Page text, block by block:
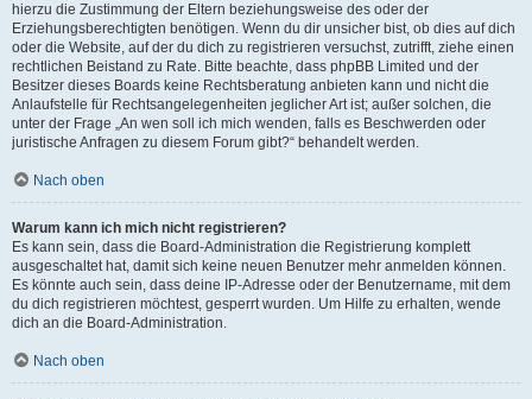
hierzu die Zustimmung der Eltern beziehungsweise des oder der
Erziehungsberechtigten benötigen. Wenn du dir unsicher bist, ob dies auf dich
oder die Website, auf der du dich zu registrieren versuchst, zutrifft, ziehe einen
rechtlichen Beistand zu Rate. Bitte beachte, dass phpBB Limited und der
Besitzer dieses Boards keine Rechtsberatung anbieten kann und nicht die
Anlaufstelle für Rechtsangelegenheiten jeglicher Art ist; außer solchen, die
unter der Frage „An wen soll ich mich wenden, falls es Beschwerden oder
juristische Anfragen zu diesem Forum gibt?“ behandelt werden.
Nach oben
Warum kann ich mich nicht registrieren?
Es kann sein, dass die Board-Administration die Registrierung komplett
ausgeschaltet hat, damit sich keine neuen Benutzer mehr anmelden können.
Es könnte auch sein, dass deine IP-Adresse oder der Benutzername, mit dem
du dich registrieren möchtest, gesperrt wurden. Um Hilfe zu erhalten, wende
dich an die Board-Administration.
Nach oben